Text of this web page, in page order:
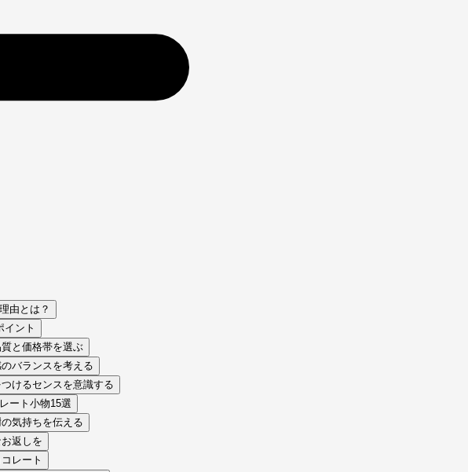
由とは？
イント
と価格帯を選ぶ
バランスを考える
けるセンスを意識する
ート小物15選
気持ちを伝える
返しを
レート